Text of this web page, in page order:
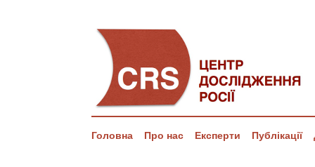
Головна Про нас Експерти Публікації